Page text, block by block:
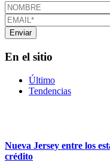
En el sitio
Último
Tendencias
Nueva Jersey entre los
crédito